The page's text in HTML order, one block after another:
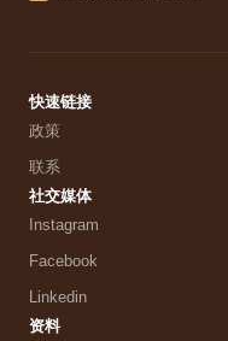
快速链接
政策
联系
社交媒体
Instagram
Facebook
Linkedin
资料